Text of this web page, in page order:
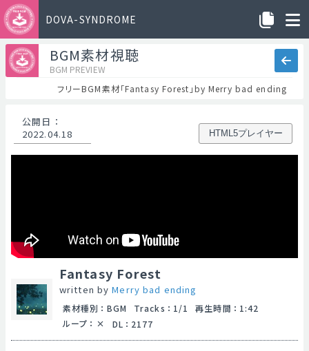
DOVA-SYNDROME
BGM素材視聴
BGM PREVIEW
フリーBGM素材「Fantasy Forest」by Merry bad ending
公開日 ：
2022.04.18
HTML5プレイヤー
Fantasy Forest
written byMerry bad ending
素材種別 ： BGM Tracks ： 1/1 再生時間 ： 1:42
ループ ： DL ： 2177